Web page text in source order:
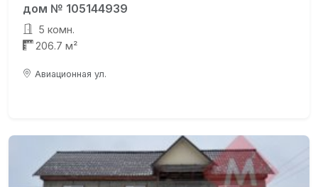
дом № 105144939
5 комн.
206.7 м²
Авиационная ул.